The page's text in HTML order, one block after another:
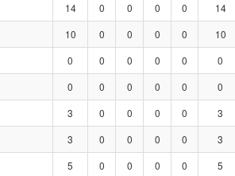
14 0 0 0 0 14
10 0 0 0 0 10
0 0 0 0 0 0
0 0 0 0 0 0
3 0 0 0 0 3
3 0 0 0 0 3
5 0 0 0 0 5